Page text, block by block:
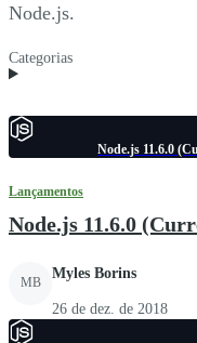
Node.js.
Categorias
Node.js 11.6.0
Lançamentos
Node.js 11.6.0
MB
Myles Borins
26 de dez. de 2018